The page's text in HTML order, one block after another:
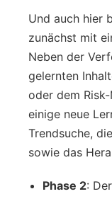
Und auch hier
zunächst mit
Neben der
gelernten
oder dem
einige neue
Trendsuche,
sowie das
Phase 2: